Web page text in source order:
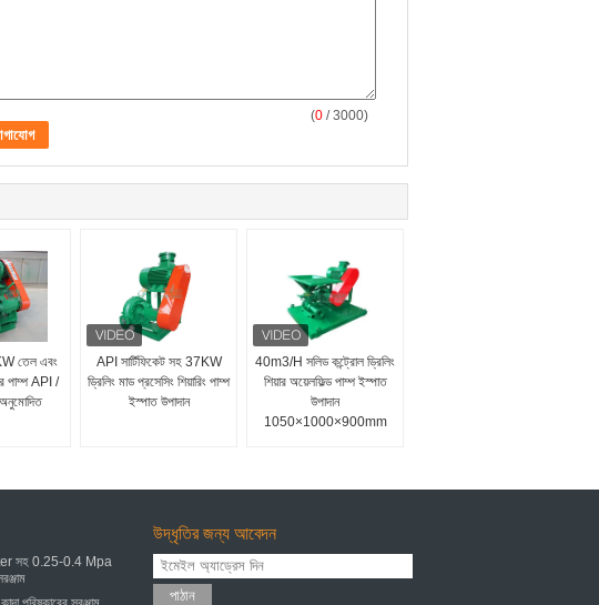
(0 / 3000)
তেল এবং
পাম্প API /
API সার্টিফিকেট সহ 37KW
ড্রিলিং মাড প্রসেসিং শিয়ারিং পাম্প
ইস্পাত উপাদান
40m3/H সলিড কন্ট্রোল ড্রিলিং
শিয়ার অয়েলফিল্ড পাম্প ইস্পাত
উপাদান
1050×1000×900mm
সহ 0.25-0.4 Mpa
উদ্ধৃতির জন্য আবেদন
পাঠান